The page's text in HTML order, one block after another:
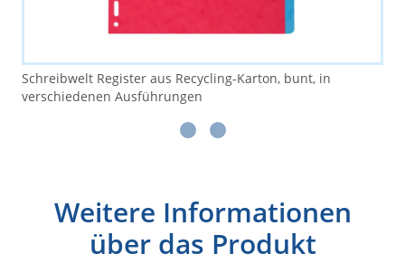
Schreibwelt Register aus Recycling-Karton, bunt, in
verschiedenen Ausführungen
Weitere Informationen
über das Produkt